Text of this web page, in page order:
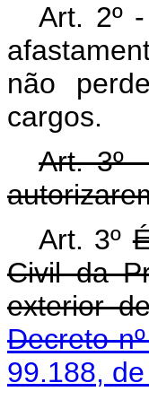
Art. 2º
não
cargos.
Art. 3º
Art. 3º
Civil da
exterior
Decreto
99.188,